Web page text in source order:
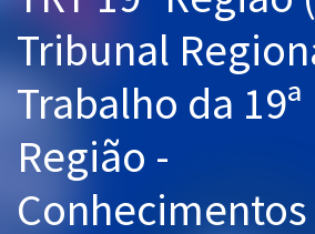
Graduação
Mentorias
Questões grátis
Tribunal
Trabalho da 19ª
Região -
Conhecimentos